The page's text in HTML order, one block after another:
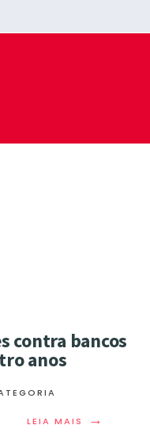
contra bancos
anos
LEIA MAIS →